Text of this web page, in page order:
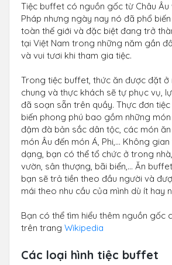
Tiệc buffet có nguồn gốc từ Châu
Pháp nhưng ngày nay nó đã phổ
toàn thế giới và đặc biệt đang trở
tại Việt Nam trong những năm gần
và vui tươi khi tham gia tiệc.
Trong tiệc buffet, thức ăn được đặt ở
chung và thực khách sẽ tự phục vụ,
đã soạn sẵn trên quầy. Thực đơn
biến phong phú bao gồm những
đậm đà bản sắc dân tộc, các món
món Âu đến món Á, Phi,… Không
dạng, bạn có thể tổ chức ở trong
vườn, sân thượng, bãi biển,… Ăn
bạn sẽ trả tiền theo đầu người và
mái theo nhu cầu của mình dù ít hay
Bạn có thể tìm hiểu thêm nguồn gốc
trên trang Wikipedia
Các loại hình tiệc buffet